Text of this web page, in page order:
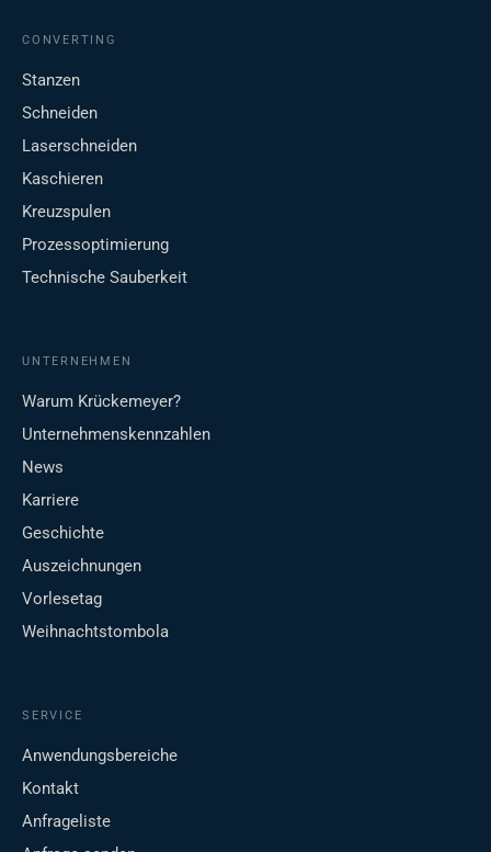
CONVERTING
Stanzen
Schneiden
Laserschneiden
Kaschieren
Kreuzspulen
Prozessoptimierung
Technische Sauberkeit
UNTERNEHMEN
Warum Krückemeyer?
Unternehmenskennzahlen
News
Karriere
Geschichte
Auszeichnungen
Vorlesetag
Weihnachtstombola
SERVICE
Anwendungsbereiche
Kontakt
Anfrageliste